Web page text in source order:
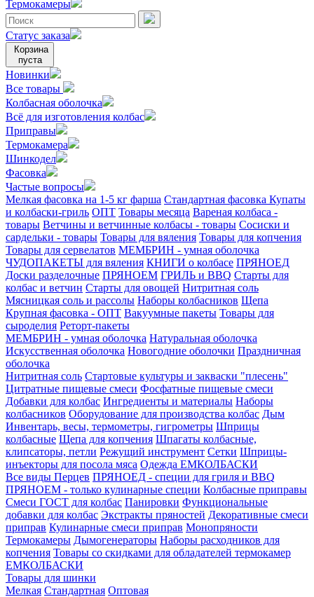
Термокамеры
Статус заказа
Корзина
пуста
Новинки
Все товары
Колбасная оболочка
Всё для изготовления колбас
Приправы
Термокамера
Шинкодел
Фасовка
Частые вопросы
Мелкая фасовка на 1-5 кг фарша Стандартная фасовка Купаты
и колбаски-гриль ОПТ Товары месяца Вареная колбаса -
товары Ветчины и ветчинные колбасы - товары Сосиски и
сардельки - товары Товары для вяления Товары для копчения
Товары для сервелатов МЕМБРИН - умная оболочка
ЧУДОПАКЕТЫ для вяления КНИГИ о колбасе ПРЯНОЕД
Доски разделочные ПРЯНОЕМ ГРИЛЬ и BBQ Старты для
колбас и ветчин Старты для овощей Нитритная соль
Мясницкая соль и рассолы Наборы колбасников Щепа
Крупная фасовка - ОПТ Вакуумные пакеты Товары для
сыроделия Реторт-пакеты
МЕМБРИН - умная оболочка Натуральная оболочка
Искусственная оболочка Новогодние оболочки Праздничная
оболочка
Нитритная соль Стартовые культуры и закваски "плесень"
Цитратные пищевые смеси Фосфатные пищевые смеси
Добавки для колбас Ингредиенты и материалы Наборы
колбасников Оборудование для производства колбас Дым
Инвентарь, весы, термометры, гигрометры Шприцы
колбасные Щепа для копчения Шпагаты колбасные,
клипсаторы, петли Режущий инструмент Сетки Шприцы-
инъекторы для посола мяса Одежда ЕМКОЛБАСКИ
Все виды Перцев ПРЯНОЕД - специи для гриля и BBQ
ПРЯНОЕМ - только кулинарные специи Колбасные приправы
Смеси ГОСТ для колбас Панировки Функциональные
добавки для колбас Экстракты пряностей Декоративные смеси
приправ Кулинарные смеси приправ Монопряности
Термокамеры Дымогенераторы Наборы расходников для
копчения Товары со скидками для обладателей термокамер
ЕМКОЛБАСКИ
Товары для шинки
Мелкая Стандартная Оптовая